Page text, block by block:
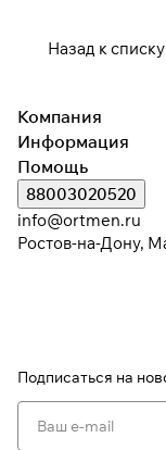
Назад к списку
Компания
Информация
Помощь
88003020520
info@ortmen.ru
Ростов-на-Дону,
Подписаться на